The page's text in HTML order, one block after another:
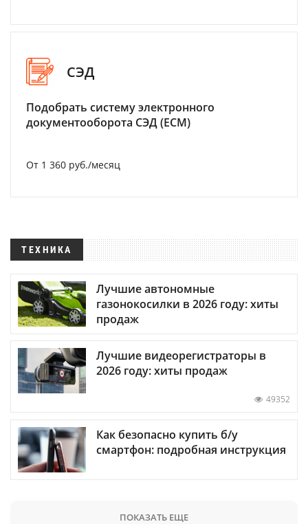
СЭД
Подобрать систему электронного
документооборота СЭД (ECM)
От 1 360 руб./месяц
ТЕХНИКА
Лучшие автономные
газонокосилки в 2026 году: хиты
продаж
Лучшие видеорегистраторы в
2026 году: хиты продаж
49352
Как безопасно купить б/у
смартфон: подробная инструкция
ПОКАЗАТЬ ЕЩЕ